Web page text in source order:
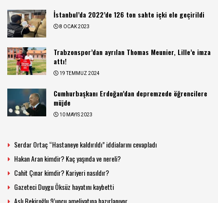
İstanbul’da 2022’de 126 ton sahte içki ele geçirildi
8 OCAK 2023
Trabzonspor’dan ayrılan Thomas Meunier, Lille’e imza
attı!
19 TEMMUZ 2024
Cumhurbaşkanı Erdoğan’dan depremzede öğrencilere
müjde
10 MAYIS 2023
Serdar Ortaç “Hastaneye kaldırıldı” iddialarını cevapladı
Hakan Aran kimdir? Kaç yaşında ve nereli?
Cahit Çınar kimdir? Kariyeri nasıldır?
Gazeteci Duygu Öksüz hayatını kaybetti
Aslı Bekiroğlu 9’uncu ameliyatına hazırlanıyor